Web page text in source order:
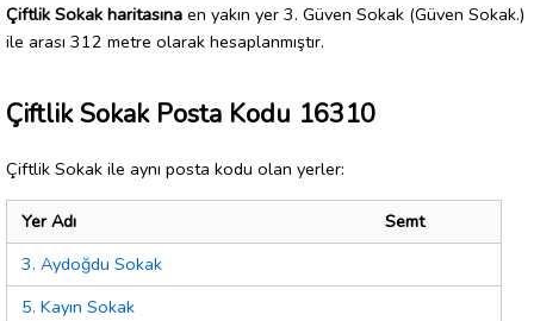
Çiftlik Sokak haritasına en yakın yer 3. Güven Sokak (Güven Sokak.)
ile arası 312 metre olarak hesaplanmıştır.
Çiftlik Sokak Posta Kodu 16310
Çiftlik Sokak ile aynı posta kodu olan yerler:
Yer Adı
Semt
3. Aydoğdu Sokak
5. Kayın Sokak